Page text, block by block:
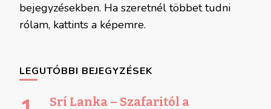
bejegyzésekben. Ha szeretnél többet tudni
rólam, kattints a képemre.
LEGUTÓBBI BEJEGYZÉSEK
Srí Lanka – Szafaritól a